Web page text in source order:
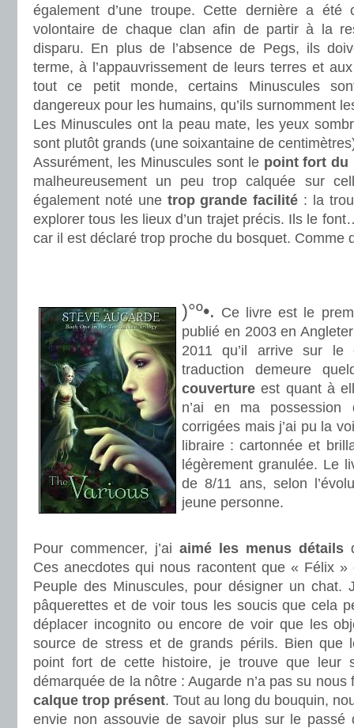
également d’une troupe. Cette dernière a été
volontaire de chaque clan afin de partir à la
disparu. En plus de l’absence de Pegs, ils
terme, à l’appauvrissement de leurs terres et
tout ce petit monde, certains Minuscules
dangereux pour les humains, qu’ils surnomment
Les Minuscules ont la peau mate, les yeux
sont plutôt grands (une soixantaine de
Assurément, les Minuscules sont le point fort du
malheureusement un peu trop calquée sur
également noté une trop grande facilité : la
explorer tous les lieux d’un trajet précis. Ils le
car il est déclaré trop proche du bosquet. Comme
)°º•. Ce livre est le
publié en 2003 en
2011 qu’il arrive sur le
traduction demeure
couverture est quant à
n’ai en ma
corrigées mais j’ai pu la
libraire : cartonnée et
légèrement granulée. Le
de 8/11 ans, selon
jeune personne.
Pour commencer, j’ai aimé les menus détails
Ces anecdotes qui nous racontent que « Félix
Peuple des Minuscules, pour désigner un chat.
pâquerettes et de voir tous les soucis que cela
déplacer incognito ou encore de voir que les
source de stress et de grands périls. Bien que
point fort de cette histoire, je trouve que leur
démarquée de la nôtre : Augarde n’a pas su
calque trop présent. Tout au long du bouquin,
envie non assouvie de savoir plus sur le